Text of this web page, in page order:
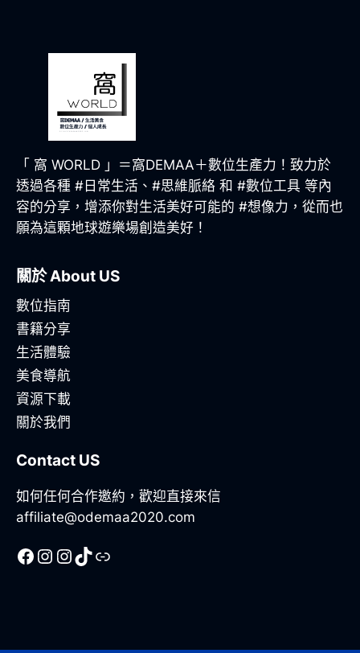
「 窩 WORLD 」＝窩DEMAA＋數位生產力！致力於
透過各種 #日常生活、#思維脈絡 和 #數位工具 等內
容的分享，增添你對生活美好可能的 #想像力，從而也
願為這顆地球遊樂場創造美好！
關於 About US
數位指南
書籍分享
生活體驗
美食導航
資源下載
關於我們
Contact US
如何任何合作邀約，歡迎直接來信
affiliate@odemaa2020.com
Facebook Instagram InstagramTikTok Line